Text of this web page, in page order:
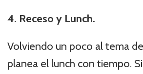
4. Receso y Lunch.
Volviendo un poco al tema
planea el lunch con tiempo.